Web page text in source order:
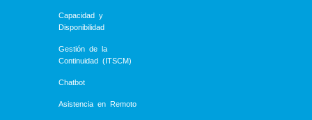
Capacidad y
Disponibilidad
Gestión de la
Continuidad (ITSCM)
Chatbot
Asistencia en Remoto